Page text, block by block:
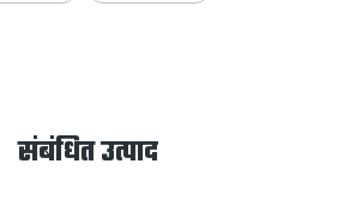
संबंधित उत्पाद